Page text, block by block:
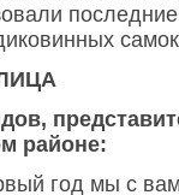
районе:
год мы с